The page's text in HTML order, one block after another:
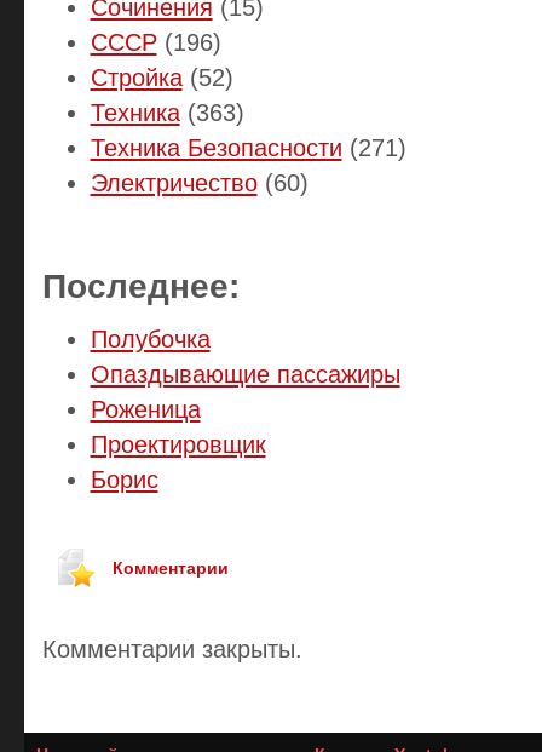
Сочинения (15)
СССР(196)
Стройка(52)
Техника(363)
Техника Безопасности (271)
Электричество(60)
Последнее:
Полубочка
Опаздывающие пассажиры
Роженица
Проектировщик
Борис
Комментарии
Комментарии закрыты.